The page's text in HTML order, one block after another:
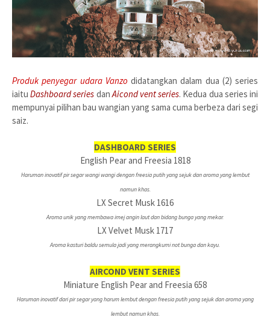
Produk penyegar udara Vanzo didatangkan dalam dua (2) series
iaituDashboard series danAicond vent series. Kedua dua series ini
mempunyai pilihan bau wangian yang sama cuma berbeza dari segi
saiz.
DASHBOARD SERIES
English Pear and Freesia 1818
Haruman inovatif pir segar wangi wangi dengan freesia putih yang sejuk dan aroma yang lembut
namun khas.
LX Secret Musk 1616
Aroma unik yang membawa imej angin laut dan bidang bunga yang mekar.
LX Velvet Musk 1717
Aroma kasturi baldu semula jadi yang merangkumi not bunga dan kayu.
AIRCOND VENT SERIES
Miniature English Pear and Freesia 658
Haruman inovatif dari pir segar yang harum lembut dengan freesia putih yang sejuk dan aroma yang
lembut namun khas.